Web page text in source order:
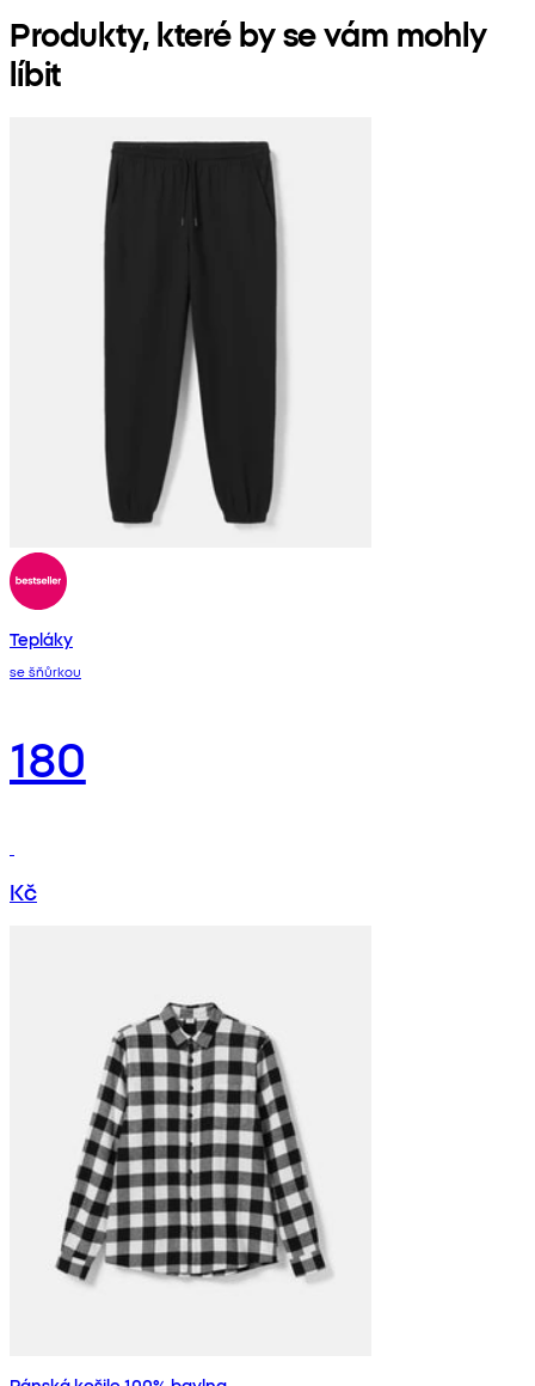
Produkty, které by se vám mohly
líbit
Tepláky
se šňůrkou
180
Kč